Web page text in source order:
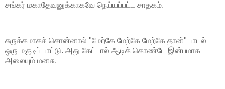
சங்கர் மகாதேவனுக்காகவே நெய்யப்பட்ட சாதகம்.
சுருக்கமாகச் சொன்னால் "மேற்கே மேற்கே மேற்கே தான்" பாடல்
ஒரு மகுடிப் பாட்டு. அது கேட்டால் ஆடிக் கொண்டே இன்பமாக
அலையும் மனசு.